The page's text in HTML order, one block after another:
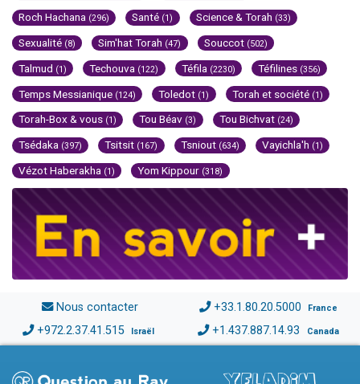
Roch Hachana (296) Santé (1) Science & Torah (33)
Sexualité (8) Sim'hat Torah (47) Souccot (502)
Talmud (1) Techouva (122) Téfila (2230) Téfilines (356)
Temps Messianique (124) Toledot (1) Torah et société (1)
Torah-Box & vous (1) Tou Béav (3) Tou Bichvat (24)
Tsédaka (397) Tsitsit (167) Tsniout (634) Vayichla'h (1)
Vézot Haberakha (1) Yom Kippour (318)
Nous contacter +33.1.80.20.5000 France
+972.2.37.41.515 Israël +1.437.887.14.93 Canada